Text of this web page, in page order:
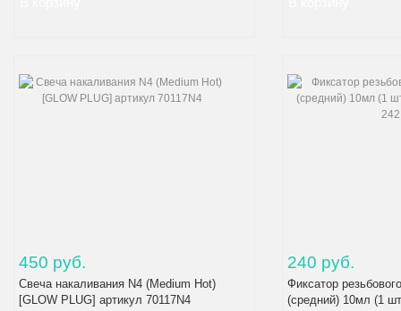
450 руб.
Свеча накаливания N4 (Medium Hot)
[GLOW PLUG] артикул 70117N4
240 руб.
Фиксатор
(средний) 10мл (1